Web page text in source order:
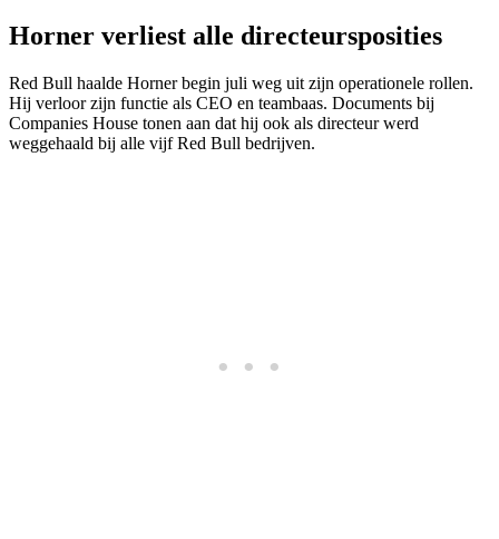
Horner verliest alle directeursposities
Red Bull haalde Horner begin juli weg uit zijn operationele rollen.
Hij verloor zijn functie als CEO en teambaas. Documents bij
Companies House tonen aan dat hij ook als directeur werd
weggehaald bij alle vijf Red Bull bedrijven.